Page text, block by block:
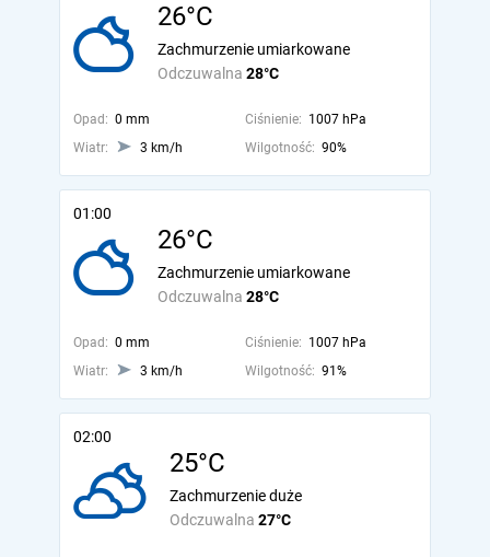
26°C
Odczuwalna 28°C
Zachmurzenie umiarkowane
Opad: 0 mm Ciśnienie: 1007 hPa
Wiatr:
3 km/h Wilgotność: 90%
01:00
26°C
Odczuwalna 28°C
Zachmurzenie umiarkowane
Opad: 0 mm Ciśnienie: 1007 hPa
Wiatr:
3 km/h Wilgotność: 91%
02:00
25°C
Odczuwalna 27°C
Zachmurzenie duże